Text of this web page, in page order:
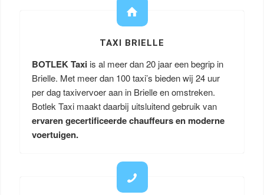
TAXI BRIELLE
BOTLEK Taxi is al meer dan 20 jaar een begrip in
Brielle. Met meer dan 100 taxi’s bieden wij 24 uur
per dag taxivervoer aan in Brielle en omstreken.
Botlek Taxi maakt daarbij uitsluitend gebruik van
ervaren gecertificeerde chauffeurs en moderne
voertuigen.